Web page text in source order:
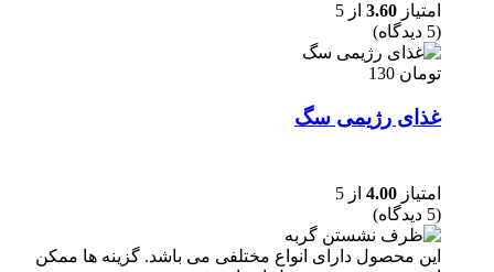
امتیاز 3.60 از 5
(5 دیدگاه)
تومان
غذای رژیمی سگ
امتیاز 4.00 از 5
(5 دیدگاه)
این محصول دارای انواع مختلفی می باشد. گزینه ها ممکن